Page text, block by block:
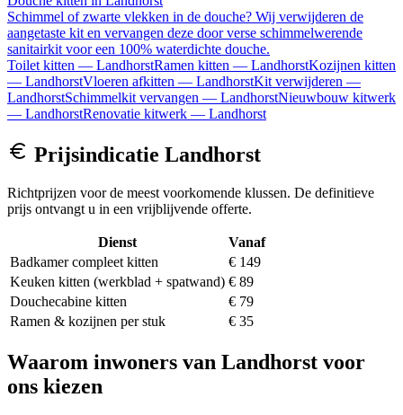
Schimmel of zwarte vlekken in de douche? Wij verwijderen de
aangetaste kit en vervangen deze door verse schimmelwerende
sanitairkit voor een 100% waterdichte douche.
Toilet kitten — LandhorstRamen kitten — LandhorstKozijnen kitten
— LandhorstVloeren afkitten — LandhorstKit verwijderen —
LandhorstSchimmelkit vervangen — LandhorstNieuwbouw kitwerk
— LandhorstRenovatie kitwerk — Landhorst
Prijsindicatie Landhorst
Richtprijzen voor de meest voorkomende klussen. De definitieve
prijs ontvangt u in een vrijblijvende offerte.
Dienst
Vanaf
Badkamer compleet kitten
€ 149
Keuken kitten (werkblad + spatwand) € 89
Douchecabine kitten
€ 79
Ramen & kozijnen per stuk
€ 35
Waarom inwoners van Landhorst voor
ons kiezen